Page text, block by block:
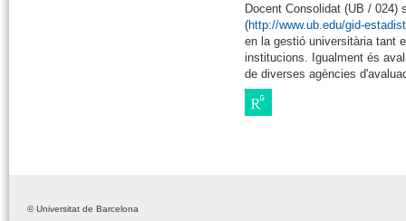
Docent Consolidat (UB / 024)
(http://www.ub.edu/gid-
en la gestió universitària tant
institucions. Igualment és
de diverses agències
© Universitat de Barcelona